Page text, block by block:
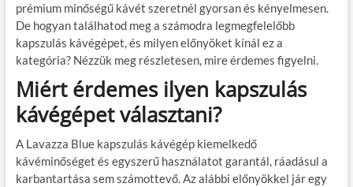
prémium minőségű kávét szeretnél gyorsan és kényelmesen.
De hogyan találhatod meg a számodra legmegfelelőbb
kapszulás kávégépet, és milyen előnyöket kínál ez a
kategória? Nézzük meg részletesen, mire érdemes figyelni.
Miért érdemes ilyen kapszulás
kávégépet választani?
A Lavazza Blue kapszulás kávégép kiemelkedő
kávéminőséget és egyszerű használatot garantál, ráadásul a
karbantartása sem számottevő. Az alábbi előnyökkel jár egy